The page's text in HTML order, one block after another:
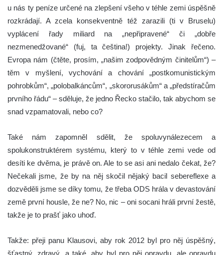
u nás ty peníze určené na zlepšení všeho v téhle zemi úspěšně
rozkrádají. A zcela konsekventně též zarazili (ti v Bruselu)
vyplácení řady miliard na „nepřipravené“ či „dobře
nezmenedžované“ (fuj, ta čeština!) projekty. Jinak řečeno.
Evropa nám (čtěte, prosím, „našim zodpovědným činitelům“) –
těm v myšlení, vychování a chování „postkomunistickým
pohrobkům“, „polobalkáncům“, „skororusákům“ a „předstíračům
prvního řádu“ – sděluje, že jedno Řecko stačilo, tak abychom se
snad vzpamatovali, nebo co?
Také nám zapomněl sdělit, že spoluvynálezecem a
spolukonstruktérem systému, který to v téhle zemi vede od
desíti ke dvěma, je právě on. Ale to se asi ani nedalo čekat, že?
Nečekali jsme, že by na něj skočil nějaký bacil sebereflexe a
dozvěděli jsme se díky tomu, že třeba ODS hrála v devastování
země první housle, že ne? No, nic – oni socani hráli první žestě,
takže je to prašť jako uhoď.
Takže: přeji panu Klausovi, aby rok 2012 byl pro něj úspěšný,